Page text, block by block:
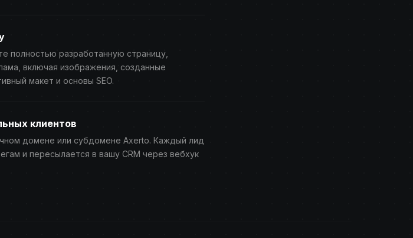
полностью разработанную страницу,
включая изображения, созданные
макет и основы SEO.
клиентов
домене или субдомене Axerto. Каждый лид
и пересылается в вашу CRM через вебхук